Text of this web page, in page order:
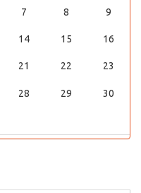
7 8 9
14 15 16
21 22 23
28 29 30